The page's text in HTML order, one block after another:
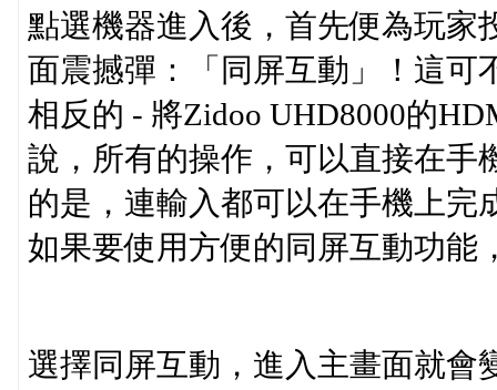
點選機器進入後，首先便為玩家
面震撼彈：「同屏互動」！這可
相反的 - 將Zidoo UHD8000的
說，所有的操作，可以直接在手
的是，連輸入都可以在手機上完
如果要使用方便的同屏互動功能
選擇同屏互動，進入主畫面就會